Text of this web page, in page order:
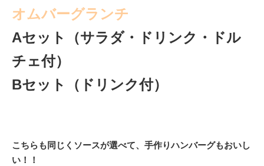
オムバーグランチ
Aセット（サラダ・ドリンク・ドル
チェ付）
Bセット（ドリンク付）
こちらも同じくソースが選べて、手作りハンバーグもおいし
い！！